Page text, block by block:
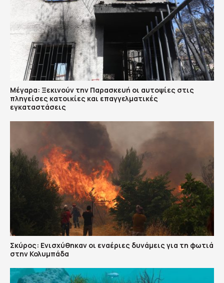
Μέγαρα: Ξεκινούν την Παρασκευή οι αυτοψίες στις
πληγείσες κατοικίες και επαγγελματικές
εγκαταστάσεις
Σκύρος: Ενισχύθηκαν οι εναέριες δυνάμεις για τη φωτιά
στην Κολυμπάδα